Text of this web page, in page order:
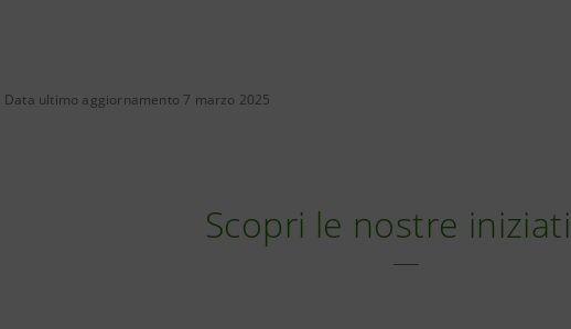
Data ultimo aggiornamento 7 marzo 2025
Scopri le nostre